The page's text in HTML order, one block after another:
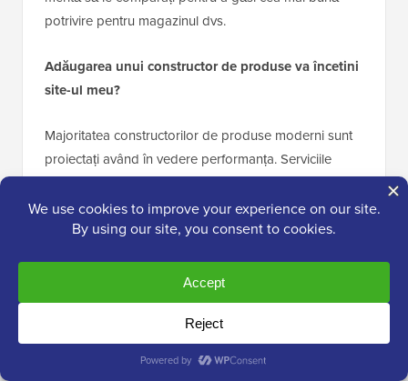
potrivire pentru magazinul dvs.
Adăugarea unui constructor de produse va încetini
site-ul meu?
Majoritatea constructorilor de produse moderni sunt
proiectați având în vedere performanța. Serviciile
bazate pe cloud, cum ar fi Zakeke, gestionează
sarcina grea pe propriile servere, ceea ce
minimizează impactul asupra vitezei site-ului dvs.
Cu toate acestea, utilizarea unui
WooCommercebun este întotdeauna importantă
pentru menținerea timpilor rapizi de încărcare.
Pot folosi un constructor de produse pentru